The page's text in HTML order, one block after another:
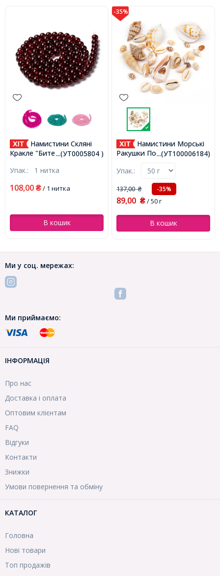
...(УТ0005804 )
Намистини Скляні
Кракле "Бите Скло" Круглі,
Отвір 1мм, близько
(УТ0005804)
Упак.: 1 нитка
108,00 ₴/ 1 нитка
В кошик
-35%
...(УТ100006184)
Намистини Морські
Ракушки Пофарбовані,
Отвір 1-2мм, близько
30шт/50г, (УТ100006184)
Упак.:
137,00₴ -35%
89,00 ₴/ 50 г
В кошик
Ми у соц. мережах:
Ми приймаємо:
ІНФОРМАЦІЯ
Про нас
Доставка і оплата
Оптовим клієнтам
FAQ
Відгуки
Контакти
Знижки
Умови повернення та обміну
КАТАЛОГ
Головна
Нові товари
Топ продажів